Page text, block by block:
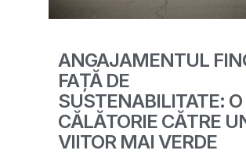
ANGAJAMENTUL
FAȚĂ DE
SUSTENABILITATE: O
CĂLĂTORIE CĂTRE
VIITOR MAI VERDE